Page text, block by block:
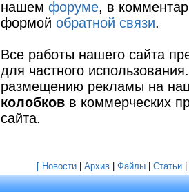
нашем форуме, в
формой обратной связи.
Все работы нашего сайта
для частного
размещению рекламы на
колобков в коммерческих
сайта.
[ Новости Архив Файлы Статьи